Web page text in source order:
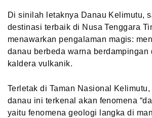
Di sinilah letaknya Danau Kelimutu,
destinasi terbaik di Nusa Tenggara
menawarkan pengalaman magis:
danau berbeda warna berdampingan
kaldera vulkanik.
Terletak di Taman Nasional
danau ini terkenal akan fenomena
yaitu fenomena geologi langka di